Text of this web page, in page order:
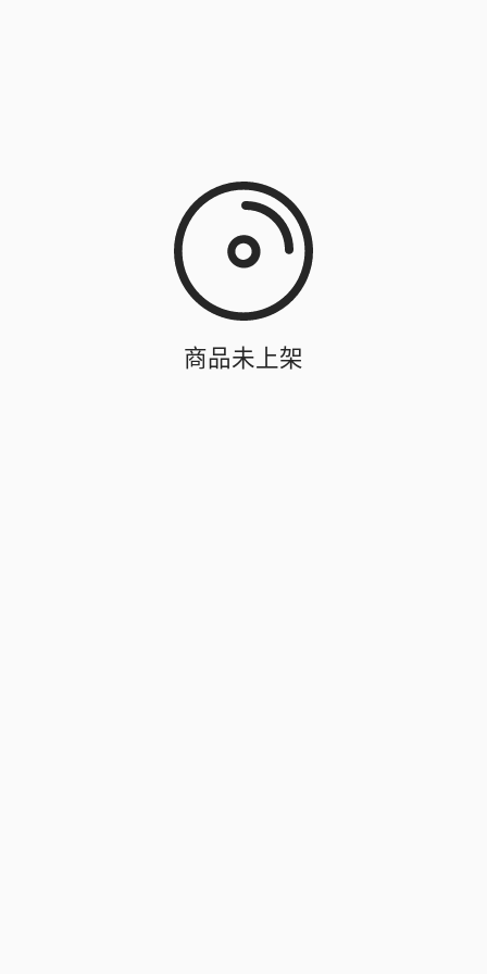
商品未上架